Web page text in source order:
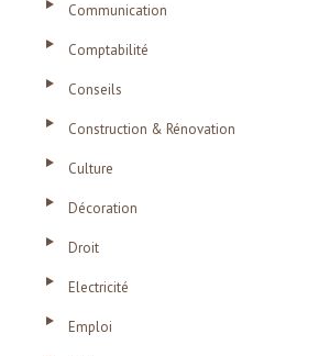
Communication
Comptabilité
Conseils
Construction & Rénovation
Culture
Décoration
Droit
Electricité
Emploi